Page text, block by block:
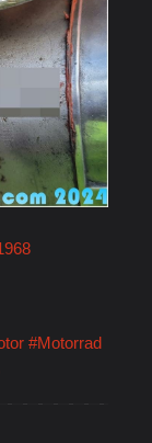
#Motorrad